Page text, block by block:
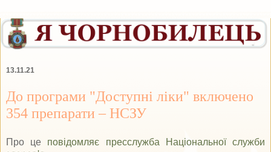
13.11.21
До програми "Доступні ліки" включено
354 препарати – НСЗУ
Про це повідомляє пресслужба Національної служби